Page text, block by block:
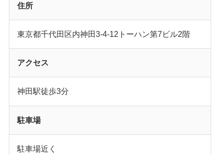
住所
東京都千代田区内神田3-4-12トーハン第7ビル2階
アクセス
神田駅徒歩3分
駐車場
駐車場近く